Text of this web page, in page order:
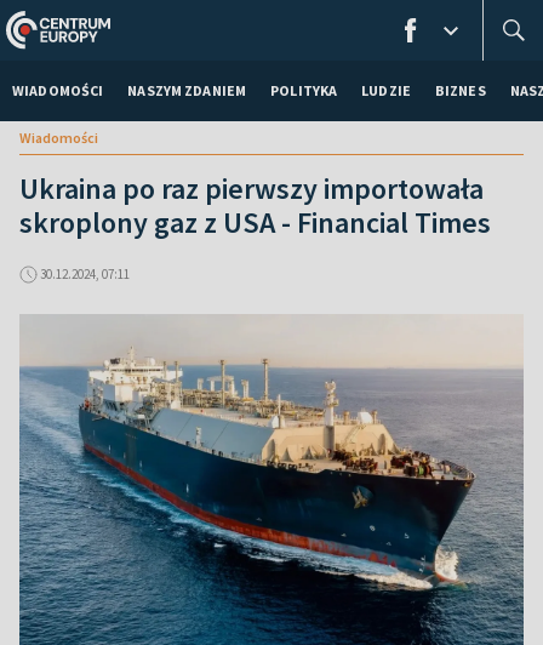
WIADOMOŚCI NASZYM ZDANIEM POLITYKA LUDZIE BIZNES
Wiadomości
Ukraina po raz pierwszy importowała
skroplony gaz z USA - Financial Times
30.12.2024, 07:11